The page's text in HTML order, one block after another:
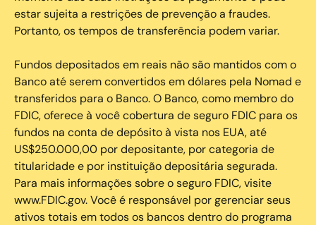
estar sujeita a restrições de prevenção a fraudes.
Portanto, os tempos de transferência podem variar.
Fundos depositados em reais não são mantidos com o
Banco até serem convertidos em dólares pela Nomad e
transferidos para o Banco. O Banco, como membro do
FDIC, oferece à você cobertura de seguro FDIC para os
fundos na conta de depósito à vista nos EUA, até
US$250.000,00 por depositante, por categoria de
titularidade e por instituição depositária segurada.
Para mais informações sobre o seguro FDIC, visite
www.FDIC.gov. Você é responsável por gerenciar seus
ativos totais em todos os bancos dentro do programa